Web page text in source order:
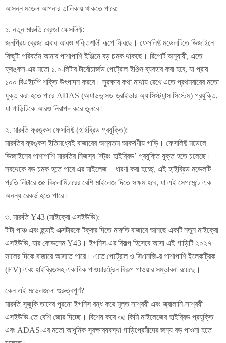
আসন্ন মডেল আপনার তালিকায় থাকতে পারে:
১. নতুন মারুতি ব্রেজা ফেসলিফ্ট:
জনপ্রিয় ব্রেজা এবার আরও শক্তিশালী রূপে ফিরছে। ফেসলিফ্ট মডেলটিতে ডিজাইনে
কিছুটা পরিবর্তন আনার পাশাপাশি ইঞ্জিনে বড় চমক থাকছে। রিপোর্ট অনুযায়ী, এতে
ফ্রঙ্কস-এর মতো ১.০-লিটার টার্বোচার্জড পেট্রোল ইঞ্জিন ব্যবহার করা হবে, যা প্রায়
১০০ বিএইচপি শক্তি উৎপাদন করবে। সুরক্ষার কথা মাথায় রেখে এতে প্রথমবারের মতো
যুক্ত করা হতে পারে ADAS (অ্যাডভান্সড ড্রাইভার অ্যাসিস্ট্যান্স সিস্টেম) প্রযুক্তি,
যা গাড়িটিকে আরও নিরাপদ করে তুলবে।
২. মারুতি ফ্রঙ্কস ফেসলিফ্ট (হাইব্রিড প্রযুক্তি):
মারুতির ফ্রঙ্কস ইতিমধ্যেই বাজারের অন্যতম আকর্ষণীয় গাড়ি। ফেসলিফ্ট মডেলে
ডিজাইনের পাশাপাশি মারুতির নিজস্ব ‘স্ট্রং হাইব্রিড’ প্রযুক্তি যুক্ত হতে চলেছে।
সবথেকে বড় চমক হতে পারে এর মাইলেজ—ধারণা করা হচ্ছে, এই হাইব্রিড মডেলটি
প্রতি লিটারে ৩৫ কিলোমিটারের বেশি মাইলেজ দিতে সক্ষম হবে, যা এই সেগমেন্টে এক
অনন্য রেকর্ড হতে পারে।
৩. মারুতি Y43 (মাইক্রো এসইউভি):
টাটা পাঞ্চ এবং হুন্ডাই এক্সটারকে টক্কর দিতে মারুতি বাজারে আনছে একটি নতুন মাইক্রো
এসইউভি, যার কোডনেম Y43। ইগনিস-এর বিকল্প হিসেবে আসা এই গাড়িটি ২০২৭
সালের দিকে বাজারে আসতে পারে। এতে পেট্রোল ও সিএনজি-র পাশাপাশি ইলেকট্রিক
(EV) এবং হাইব্রিডসহ একাধিক পাওয়ারট্রেন বিকল্প পাওয়ার সম্ভাবনা রয়েছে।
কেন এই মডেলগুলো গুরুত্বপূর্ণ?
মারুতি সুজুকি তাদের পুরনো ইগনিস বন্ধ করে মূলত সাশ্রয়ী এবং জ্বালানি-সাশ্রয়ী
এসইউভি-তে বেশি জোর দিচ্ছে। বিশেষ করে ৩৫ কিমি মাইলেজের হাইব্রিড প্রযুক্তি
এবং ADAS-এর মতো আধুনিক সুরক্ষাব্যবস্থা গাড়িপ্রেমীদের জন্য বড় পাওনা হতে